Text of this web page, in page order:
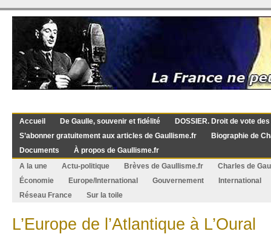
Accueil De Gaulle, souvenir et fidélité
DOSSIER. Droit de vote
S’abonner gratuitement aux articles de Gaullisme.fr
Biographie de
Documents
À propos de Gaullisme.fr
A la une
Actu-politique Brèves de Gaullisme.fr
Charles de
Économie
Europe/International Gouvernement
International
Réseau France
Sur la toile
L’Europe de l’Atlantique à L’Oural